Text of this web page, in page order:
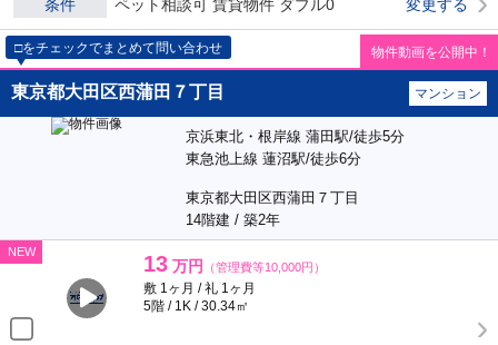
条件 ペット相談可 賃貸物件 ダブル0 変更する
□をチェックでまとめて問い合わせ 物件動画を公開中！
東京都大田区西蒲田７丁目 マンション
京浜東北・根岸線 蒲田駅/徒歩5分
東急池上線 蓮沼駅/徒歩6分
東京都大田区西蒲田７丁目
14階建 / 築2年
NEW 13 万円 （管理費等10,000円）
敷 1ヶ月 / 礼 1ヶ月
5階 / 1K / 30.34㎡